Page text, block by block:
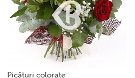
picături colorate